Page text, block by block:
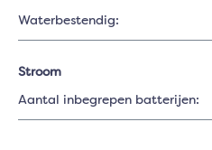
Waterbestendig:
Stroom
Aantal inbegrepen batterijen: